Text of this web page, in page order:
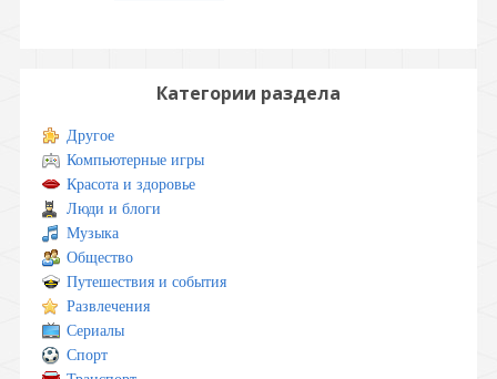
Категории раздела
Другое
Компьютерные игры
Красота и здоровье
Люди и блоги
Музыка
Общество
Путешествия и события
Развлечения
Сериалы
Спорт